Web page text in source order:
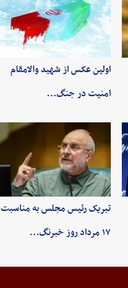
اولین عکس از شهید والامقام
امنیت در جنگ…
تبریک رئیس مجلس به مناسبت
۱۷ مرداد روز خبرنگ…